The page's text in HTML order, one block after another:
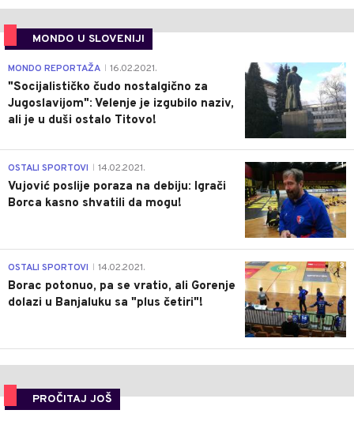
MONDO U SLOVENIJI
4
MONDO REPORTAŽA 16.02.2021.
"Socijalističko čudo nostalgično za
Jugoslavijom": Velenje je izgubilo naziv,
ali je u duši ostalo Titovo!
1
OSTALI SPORTOVI 14.02.2021.
Vujović poslije poraza na debiju: Igrači
Borca kasno shvatili da mogu!
3
OSTALI SPORTOVI 14.02.2021.
Borac potonuo, pa se vratio, ali Gorenje
dolazi u Banjaluku sa "plus četiri"!
PROČITAJ JOŠ